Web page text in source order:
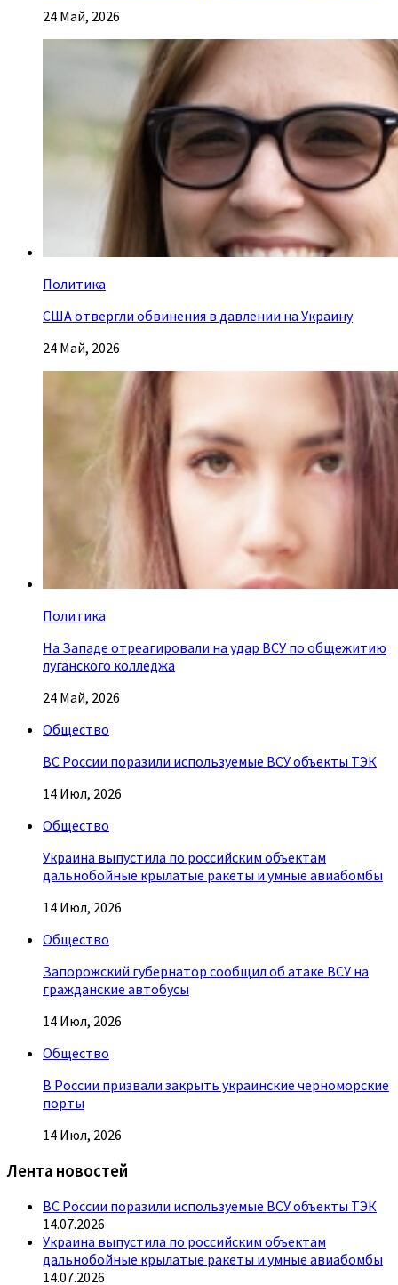
24 Май, 2026
Политика
США отвергли обвинения в давлении на Украину
24 Май, 2026
Политика
На Западе отреагировали на удар ВСУ по общежитию
луганского колледжа
24 Май, 2026
Общество
ВС России поразили используемые ВСУ объекты ТЭК
14 Июл, 2026
Общество
Украина выпустила по российским объектам
дальнобойные крылатые ракеты и умные авиабомбы
14 Июл, 2026
Общество
Запорожский губернатор сообщил об атаке ВСУ на
гражданские автобусы
14 Июл, 2026
Общество
В России призвали закрыть украинские черноморские
порты
14 Июл, 2026
Лента новостей
ВС России поразили используемые ВСУ объекты ТЭК
14.07.2026
Украина выпустила по российским объектам
дальнобойные крылатые ракеты и умные авиабомбы
14.07.2026